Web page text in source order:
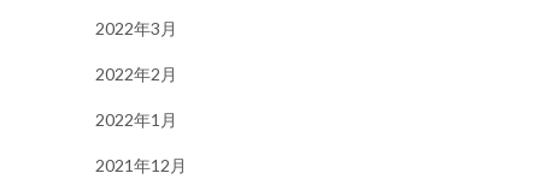
2022年3月
2022年2月
2022年1月
2021年12月